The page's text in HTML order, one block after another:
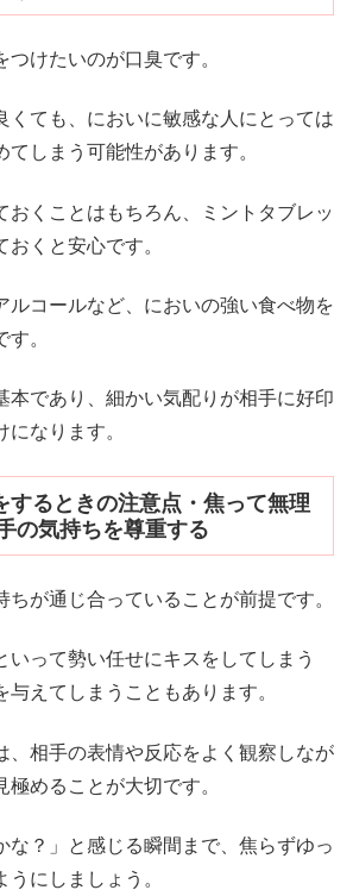
けたいのが口臭です。
くても、においに敏感な人にとっては
しまう可能性があります。
おくことはもちろん、ミントタブレッ
おくと安心です。
ルコールなど、においの強い食べ物を
。
本であり、細かい気配りが相手に好印
なります。
するときの注意点・焦って無理
の気持ちを尊重する
ちが通じ合っていることが前提です。
いって勢い任せにキスをしてしまう
与えてしまうこともあります。
、相手の表情や反応をよく観察しなが
極めることが大切です。
な？」と感じる瞬間まで、焦らずゆっ
うにしましょう。